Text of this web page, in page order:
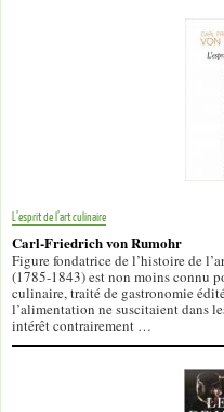
L’esprit de l’art culinaire
Carl-Friedrich von Rumohr
Figure fondatrice de l’histoire de
(1785-1843) est non moins connu
culinaire, traité de gastronomie
l’alimentation ne suscitaient dans
intérêt contrairement …